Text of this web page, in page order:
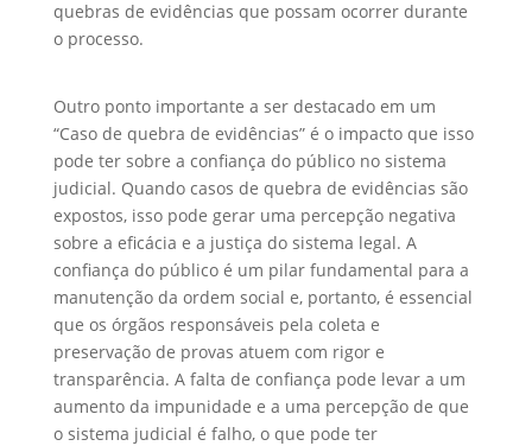
quebras de evidências que possam ocorrer durante
o processo.
Outro ponto importante a ser destacado em um
“Caso de quebra de evidências” é o impacto que isso
pode ter sobre a confiança do público no sistema
judicial. Quando casos de quebra de evidências são
expostos, isso pode gerar uma percepção negativa
sobre a eficácia e a justiça do sistema legal. A
confiança do público é um pilar fundamental para a
manutenção da ordem social e, portanto, é essencial
que os órgãos responsáveis pela coleta e
preservação de provas atuem com rigor e
transparência. A falta de confiança pode levar a um
aumento da impunidade e a uma percepção de que
o sistema judicial é falho, o que pode ter